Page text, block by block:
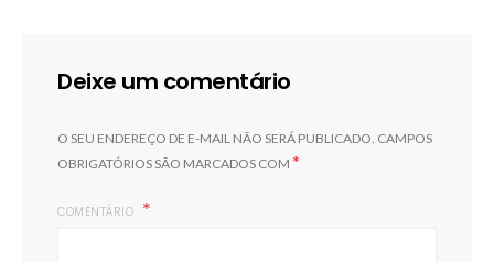
Deixe um comentário
O SEU ENDEREÇO DE E-MAIL NÃO SERÁ PUBLICADO. CAMPOS
OBRIGATÓRIOS SÃO MARCADOS COM *
COMENTÁRIO